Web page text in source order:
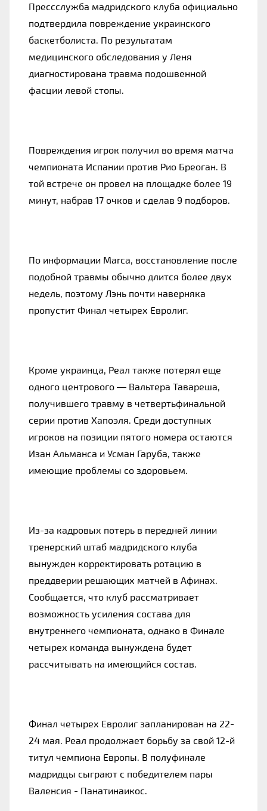
Прессслужба мадридского клуба официально
подтвердила повреждение украинского
баскетболиста. По результатам
медицинского обследования у Леня
диагностирована травма подошвенной
фасции левой стопы.
Повреждения игрок получил во время матча
чемпионата Испании против Рио Бреоган. В
той встрече он провел на площадке более 19
минут, набрав 17 очков и сделав 9 подборов.
По информации Marca, восстановление после
подобной травмы обычно длится более двух
недель, поэтому Лэнь почти наверняка
пропустит Финал четырех Евролиг.
Кроме украинца, Реал также потерял еще
одного центрового — Вальтера Тавареша,
получившего травму в четвертьфинальной
серии против Хапоэля. Среди доступных
игроков на позиции пятого номера остаются
Изан Альманса и Усман Гаруба, также
имеющие проблемы со здоровьем.
Из-за кадровых потерь в передней линии
тренерский штаб мадридского клуба
вынужден корректировать ротацию в
преддверии решающих матчей в Афинах.
Сообщается, что клуб рассматривает
возможность усиления состава для
внутреннего чемпионата, однако в Финале
четырех команда вынуждена будет
рассчитывать на имеющийся состав.
Финал четырех Евролиг запланирован на 22-
24 мая. Реал продолжает борьбу за свой 12-й
титул чемпиона Европы. В полуфинале
мадридцы сыграют с победителем пары
Валенсия - Панатинаикос.